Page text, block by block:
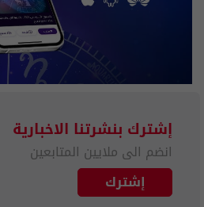
إشترك بنشرتنا الاخبارية
انضم الى ملايين المتابعين
إشترك